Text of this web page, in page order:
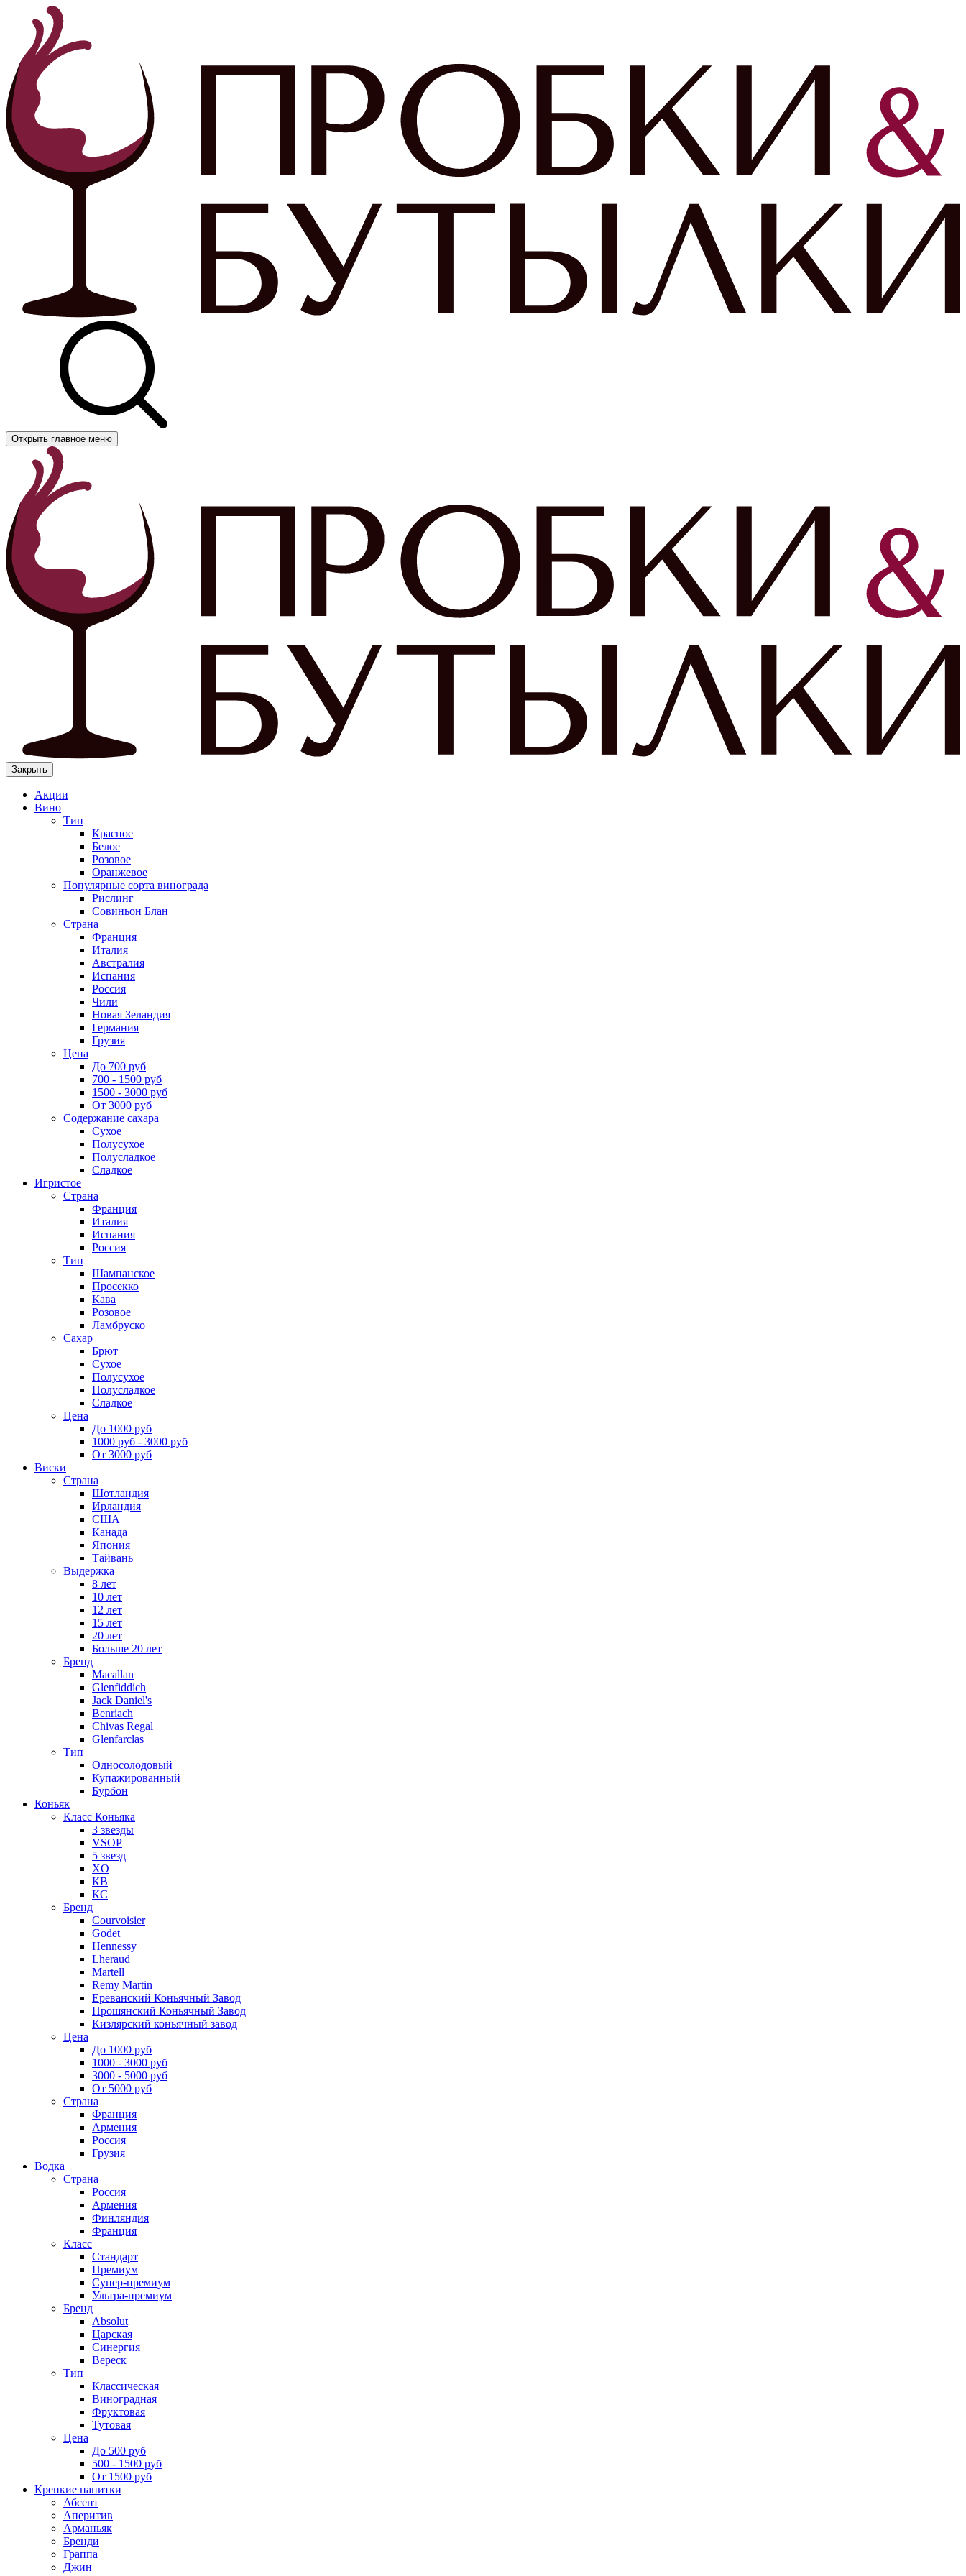
Открыть главное меню
Закрыть
Акции
Вино
Тип
Красное
Белое
Розовое
Оранжевое
Популярные сорта винограда
Рислинг
Совиньон Блан
Страна
Франция
Италия
Австралия
Испания
Россия
Чили
Новая Зеландия
Германия
Грузия
Цена
До 700 руб
700 - 1500 руб
1500 - 3000 руб
От 3000 руб
Содержание сахара
Сухое
Полусухое
Полусладкое
Сладкое
Игристое
Страна
Франция
Италия
Испания
Россия
Тип
Шампанское
Просекко
Кава
Розовое
Ламбруско
Сахар
Брют
Сухое
Полусухое
Полусладкое
Сладкое
Цена
До 1000 руб
1000 руб - 3000 руб
От 3000 руб
Виски
Страна
Шотландия
Ирландия
США
Канада
Япония
Тайвань
Выдержка
8 лет
10 лет
12 лет
15 лет
20 лет
Больше 20 лет
Бренд
Macallan
Glenfiddich
Jack Daniel's
Benriach
Chivas Regal
Glenfarclas
Тип
Односолодовый
Купажированный
Бурбон
Коньяк
Класс Коньяка
3 звезды
VSOP
5 звезд
XO
КВ
КС
Бренд
Courvoisier
Godet
Hennessy
Lheraud
Martell
Remy Martin
Ереванский Коньячный Завод
Прошянский Коньячный Завод
Кизлярский коньячный завод
Цена
До 1000 руб
1000 - 3000 руб
3000 - 5000 руб
От 5000 руб
Страна
Франция
Армения
Россия
Грузия
Водка
Страна
Россия
Армения
Финляндия
Франция
Класс
Стандарт
Премиум
Супер-премиум
Ультра-премиум
Бренд
Absolut
Царская
Синергия
Вереск
Тип
Классическая
Виноградная
Фруктовая
Тутовая
Цена
До 500 руб
500 - 1500 руб
От 1500 руб
Крепкие напитки
Абсент
Аперитив
Арманьяк
Бренди
Граппа
Джин